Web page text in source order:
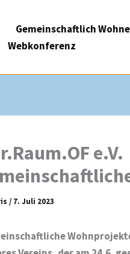
Gemeinschaftlich
Webkonferenz
/ 7. Juli 2023